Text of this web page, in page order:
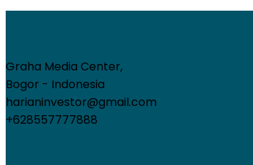
Graha Media Center,
Bogor - Indonesia
harianinvestor@gmail.com
+628557777888